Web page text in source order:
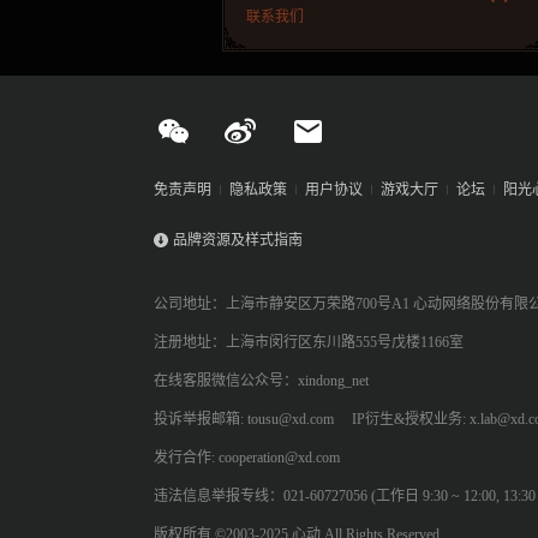
联系我们
免责声明 隐私政策 用户协议 游戏大厅 论坛 阳光
品牌资源及样式指南
公司地址：上海市静安区万荣路700号A1 心动网络股份有限
注册地址：上海市闵行区东川路555号戊楼1166室
在线客服微信公众号：xindong_net
投诉举报邮箱: tousu@xd.com IP衍生&授权业务:
发行合作: cooperation@xd.com
违法信息举报专线：021-60727056 (工作日 9:30 ~ 12:00, 13:30
版权所有 ©2003-2025 心动 All Rights Reserved